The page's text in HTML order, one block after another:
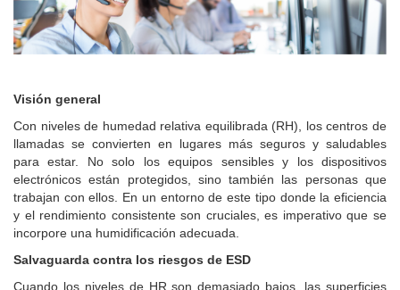
Visión general
Con niveles de humedad relativa equilibrada (RH), los centros de
llamadas se convierten en lugares más seguros y saludables
para estar. No solo los equipos sensibles y los dispositivos
electrónicos están protegidos, sino también las personas que
trabajan con ellos. En un entorno de este tipo donde la eficiencia
y el rendimiento consistente son cruciales, es imperativo que se
incorpore una humidificación adecuada.
Salvaguarda contra los riesgos de ESD
Cuando los niveles de HR son demasiado bajos, las superficies